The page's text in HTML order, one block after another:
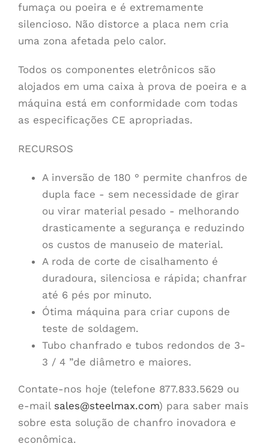
fumaça ou poeira e é extremamente
silencioso. Não distorce a placa nem cria
uma zona afetada pelo calor.
Todos os componentes eletrônicos são
alojados em uma caixa à prova de poeira e a
máquina está em conformidade com todas
as especificações CE apropriadas.
RECURSOS
A inversão de 180 ° permite chanfros de
dupla face - sem necessidade de girar
ou virar material pesado - melhorando
drasticamente a segurança e reduzindo
os custos de manuseio de material.
A roda de corte de cisalhamento é
duradoura, silenciosa e rápida; chanfrar
até 6 pés por minuto.
Ótima máquina para criar cupons de
teste de soldagem.
Tubo chanfrado e tubos redondos de 3-
3 / 4 ”de diâmetro e maiores.
Contate-nos hoje (telefone 877.833.5629 ou
e-mail sales@steelmax.com) para saber mais
sobre esta solução de chanfro inovadora e
econômica.